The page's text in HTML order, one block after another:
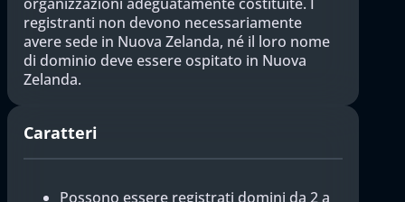
registranti non devono necessariamente
avere sede in Nuova Zelanda, né il loro nome
di dominio deve essere ospitato in Nuova
Zelanda.
Caratteri
Possono essere registrati domini da 2 a